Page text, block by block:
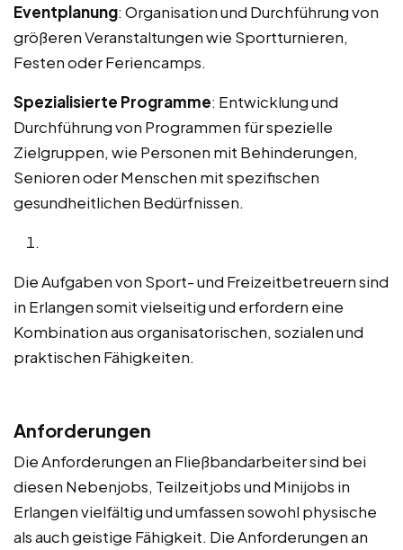
Eventplanung: Organisation und Durchführung von
größeren Veranstaltungen wie Sportturnieren,
Festen oder Feriencamps.
Spezialisierte Programme: Entwicklung und
Durchführung von Programmen für spezielle
Zielgruppen, wie Personen mit Behinderungen,
Senioren oder Menschen mit spezifischen
gesundheitlichen Bedürfnissen.
Die Aufgaben von Sport- und Freizeitbetreuern sind
in Erlangen somit vielseitig und erfordern eine
Kombination aus organisatorischen, sozialen und
praktischen Fähigkeiten.
Anforderungen
Die Anforderungen an Fließbandarbeiter sind bei
diesen Nebenjobs, Teilzeitjobs und Minijobs in
Erlangen vielfältig und umfassen sowohl physische
als auch geistige Fähigkeit. Die Anforderungen an